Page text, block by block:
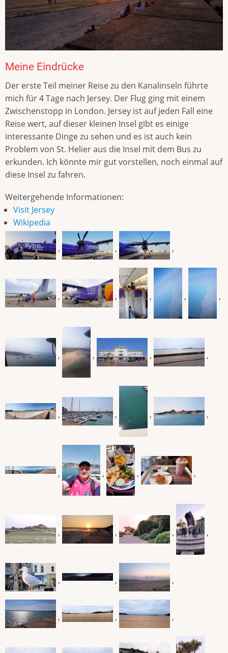
Meine Eindrücke
Der erste Teil meiner Reise zu den Kanalinseln führte
mich für 4 Tage nach Jersey. Der Flug ging mit einem
Zwischenstopp in London. Jersey ist auf jeden Fall eine
Reise wert, auf dieser kleinen Insel gibt es einige
interessante Dinge zu sehen und es ist auch kein
Problem von St. Helier aus die Insel mit dem Bus zu
erkunden. Ich könnte mir gut vorstellen, noch einmal auf
diese Insel zu fahren.
Weitergehende Informationen:
Visit Jersey
Wikipedia
, , ,
, , , , ,
, , , ,
, , , ,
, , , ,
, , , ,
, , ,
, , ,